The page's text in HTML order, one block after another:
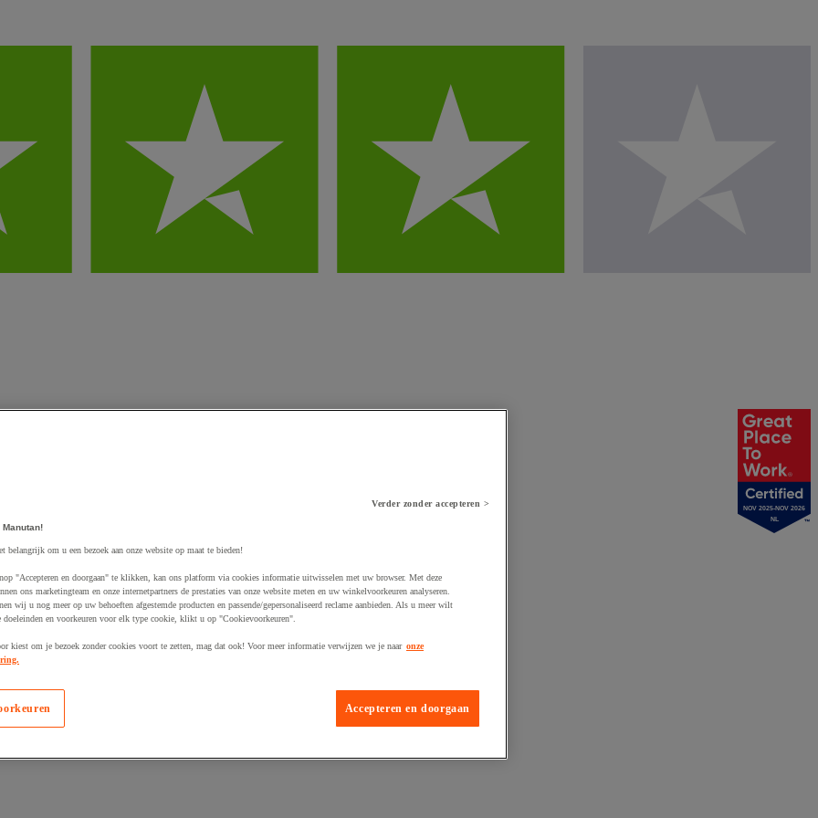
NOV 2025-NOV 2026
NL
Verder zonder accepteren >
belangrijk om u een bezoek aan onze website op maat te bieden!
"Accepteren en doorgaan" te klikken, kan ons platform via cookies informatie uitwisselen met uw browser. Met deze
ons marketingteam en onze internetpartners de prestaties van onze website meten en uw winkelvoorkeuren analyseren.
wij u nog meer op uw behoeften afgestemde producten en passende/gepersonaliseerd reclame aanbieden. Als u meer wilt
doeleinden en voorkeuren voor elk type cookie, klikt u op "Cookievoorkeuren".
kiest om je bezoek zonder cookies voort te zetten, mag dat ook! Voor meer informatie verwijzen we je naar onze
Accepteren en doorgaan